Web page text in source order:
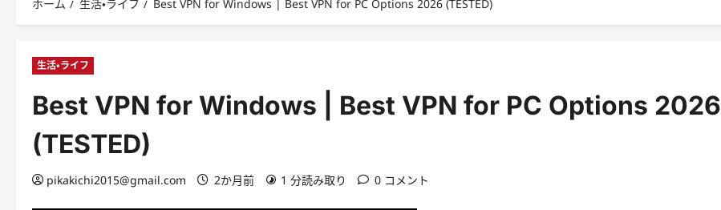
ホーム 生活・ライフ Best VPN for Windows | Best VPN for PC Options 2026 (TESTED)
生活・ライフ
Best VPN for Windows | Best VPN for PC Options 2026
(TESTED)
pikakichi2015@gmail.com 2か月前 1 分読み取り 0 コメント